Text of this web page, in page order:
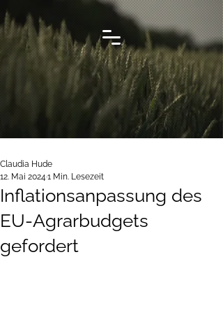
Inflationsanpassung des
EU-Agrarbudgets
gefordert
Claudia Hude
12. Mai 20241 Min. Lesezeit